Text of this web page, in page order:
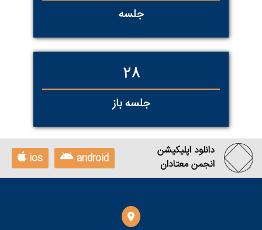
جلسه
33
جلسه باز
دانلود اپلیکیشن
انجمن معتادان
android
ios